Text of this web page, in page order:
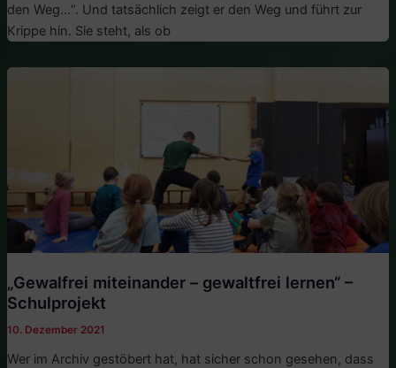
den Weg…“. Und tatsächlich zeigt er den Weg und führt zur
Krippe hin. Sie steht, als ob
„Gewalfrei miteinander – gewaltfrei lernen“ –
Schulprojekt
10. Dezember 2021
Wer im Archiv gestöbert hat, hat sicher schon gesehen, dass